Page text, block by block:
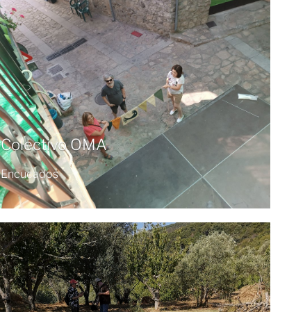
Colectivo OMA
Encucados